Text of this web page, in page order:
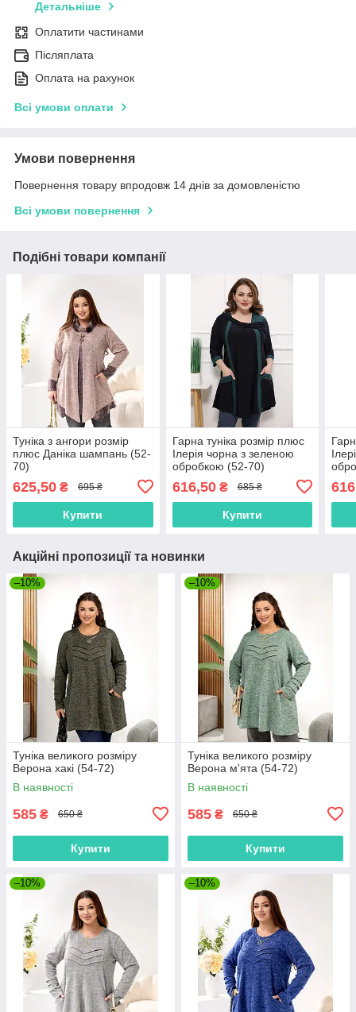
Детальніше
Оплатити частинами
Післяплата
Оплата на рахунок
Всі умови оплати
Умови повернення
Повернення товару впродовж 14 днів за домовленістю
Всі умови повернення
Подібні товари компанії
Туніка з ангори розмір
плюс Даніка шампань (52-
70)
625,50 ₴ 695 ₴
Купити
Гарна туніка розмір плюс
Ілерія чорна з зеленою
обробкою (52-70)
616,50₴ 685 ₴
Купити
Акційні пропозиції та новинки
–10%
Туніка великого розміру
Верона хакі (54-72)
В наявності
585 ₴ 650 ₴
Купити
–10%
Туніка великого розміру
Верона м'ята (54-72)
В наявності
585 ₴ 650 ₴
Купити
–10% –10%